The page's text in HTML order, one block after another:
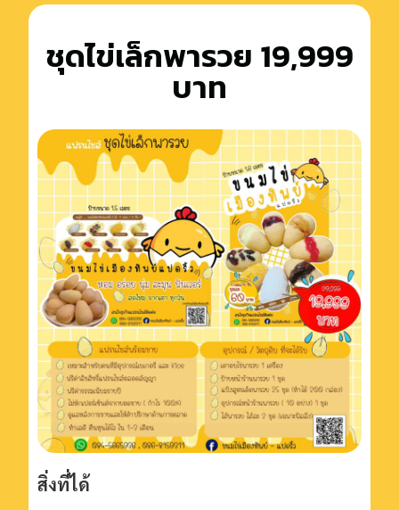
ชุดไข่เล็กพารวย 19,999
บาท
สิ่งที่ได้